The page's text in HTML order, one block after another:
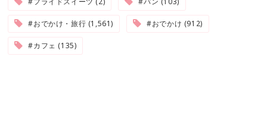
#おでかけ・旅行 (1,561) #おでかけ (912)
#カフェ (135)